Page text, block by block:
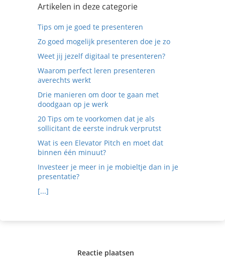
Artikelen in deze categorie
Tips om je goed te presenteren
Zo goed mogelijk presenteren doe je zo
Weet jij jezelf digitaal te presenteren?
Waarom perfect leren presenteren
averechts werkt
Drie manieren om door te gaan met
doodgaan op je werk
20 Tips om te voorkomen dat je als
sollicitant de eerste indruk verprutst
Wat is een Elevator Pitch en moet dat
binnen één minuut?
Investeer je meer in je mobieltje dan in je
presentatie?
[...]
Reactie plaatsen